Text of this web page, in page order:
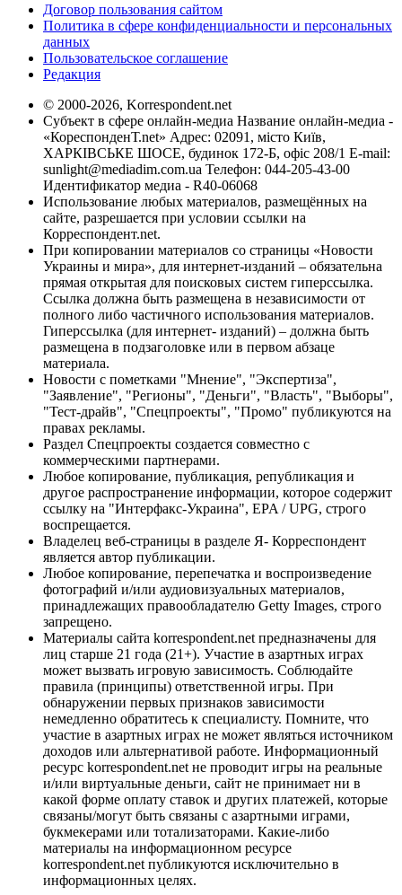
Договор пользования сайтом
Политика в сфере конфиденциальности и персональных
данных
Пользовательское соглашение
Редакция
© 2000-2026, Korrespondent.net
Субъект в сфере онлайн-медиа Название онлайн-медиа -
«КореспонденТ.net» Адрес: 02091, місто Київ,
ХАРКІВСЬКЕ ШОСЕ, будинок 172-Б, офіс 208/1 E-mail:
sunlight@mediadim.com.ua Телефон: 044-205-43-00
Идентификатор медиа - R40-06068
Использование любых материалов, размещённых на
сайте, разрешается при условии ссылки на
Корреспондент.net.
При копировании материалов со страницы «Новости
Украины и мира», для интернет-изданий – обязательна
прямая открытая для поисковых систем гиперссылка.
Ссылка должна быть размещена в независимости от
полного либо частичного использования материалов.
Гиперссылка (для интернет- изданий) – должна быть
размещена в подзаголовке или в первом абзаце
материала.
Новости с пометками "Мнение", "Экспертиза",
"Заявление", "Регионы", "Деньги", "Власть", "Выборы",
"Тест-драйв", "Спецпроекты", "Промо" публикуются на
правах рекламы.
Раздел Спецпроекты создается совместно с
коммерческими партнерами.
Любое копирование, публикация, републикация и
другое распространение информации, которое содержит
ссылку на "Интерфакс-Украина", EPA / UPG, строго
воспрещается.
Владелец веб-страницы в разделе Я- Корреспондент
является автор публикации.
Любое копирование, перепечатка и воспроизведение
фотографий и/или аудиовизуальных материалов,
принадлежащих правообладателю Getty Images, строго
запрещено.
Материалы сайта korrespondent.net предназначены для
лиц старше 21 года (21+). Участие в азартных играх
может вызвать игровую зависимость. Соблюдайте
правила (принципы) ответственной игры. При
обнаружении первых признаков зависимости
немедленно обратитесь к специалисту. Помните, что
участие в азартных играх не может являться источником
доходов или альтернативой работе. Информационный
ресурс korrespondent.net не проводит игры на реальные
и/или виртуальные деньги, сайт не принимает ни в
какой форме оплату ставок и других платежей, которые
связаны/могут быть связаны с азартными играми,
букмекерами или тотализаторами. Какие-либо
материалы на информационном ресурсе
korrespondent.net публикуются исключительно в
информационных целях.